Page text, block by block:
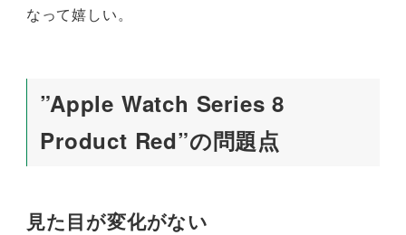
なって嬉しい。
”Apple Watch Series 8
Product Red”の問題点
見た目が変化がない